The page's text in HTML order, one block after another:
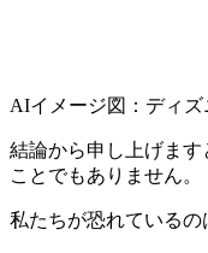
AIイメージ図：ディズ
結論から申し上げま
ことでもありません。
私たちが恐れているの